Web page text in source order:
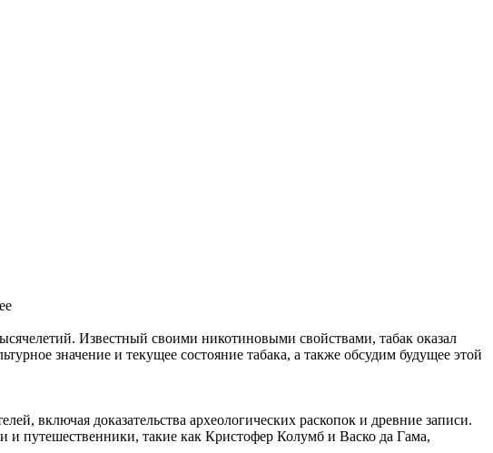
Известный своими никотиновыми свойствами, табак оказал
значение и текущее состояние табака, а также обсудим будущее этой
включая доказательства археологических раскопок и древние записи.
и путешественники, такие как Кристофер Колумб и Васко да Гама,